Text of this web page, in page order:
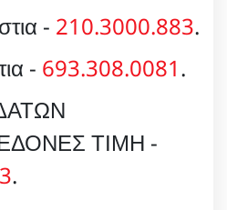
- 210.3000.883.
- 693.308.0081.
ΤΙΜΗ -
.